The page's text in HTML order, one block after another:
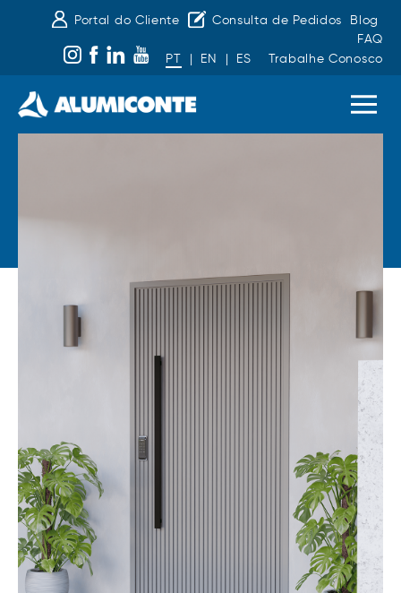
Portal do Cliente Consulta de Pedidos
Blog
FAQ
PT
| EN | ES Trabalhe Conosco